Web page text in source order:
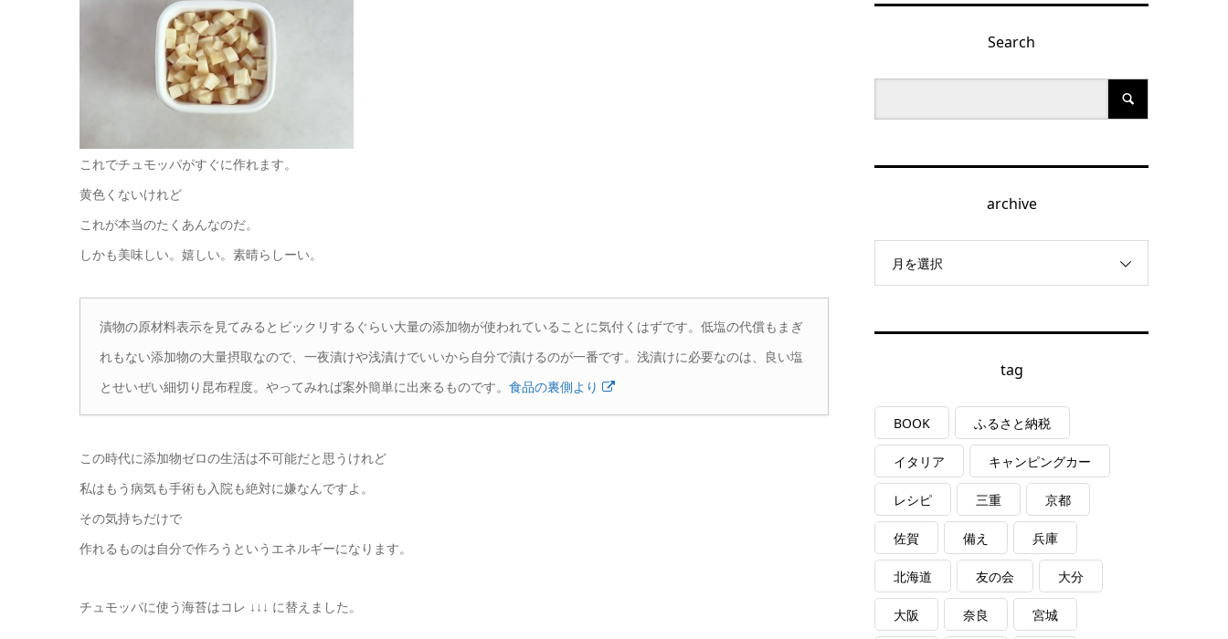
これでチュモッパがすぐに作れます。
黄色くないけれど
これが本当のたくあんなのだ。
しかも美味しい。嬉しい。素晴らしーい。
漬物の原材料表示を見てみるとビックリするぐらい大量の添加物が使われていることに気付くはずです。低塩の代償もまぎ
れもない添加物の大量摂取なので、一夜漬けや浅漬けでいいから自分で漬けるのが一番です。浅漬けに必要なのは、良い塩
とせいぜい細切り昆布程度。やってみれば案外簡単に出来るものです。 食品の裏側より
この時代に添加物ゼロの生活は不可能だと思うけれど
私はもう病気も手術も入院も絶対に嫌なんですよ。
その気持ちだけで
作れるものは自分で作ろうというエネルギーになります。
チュモッパに使う海苔はコレ ↓↓↓ に替えました。
Search
archive
月を選択
tag
BOOK ふるさと納税
イタリア キャンピングカー
レシピ 三重 京都
佐賀 備え 兵庫
北海道 友の会 大分
大阪 奈良 宮城